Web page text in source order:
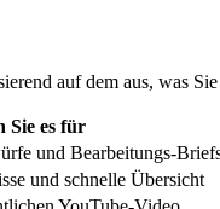
auf dem aus, was
Sie es für
und Bearbeitungs-
und schnelle Übersicht